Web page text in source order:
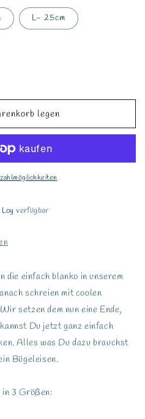
L- 25cm
legen
verfügbar
die einfach blanko in unserem
schreien mit coolen
setzen dem nun eine Ende,
Du jetzt ganz einfach
Alles was Du dazu brauchst
Bügeleisen.
in 3 Größen: